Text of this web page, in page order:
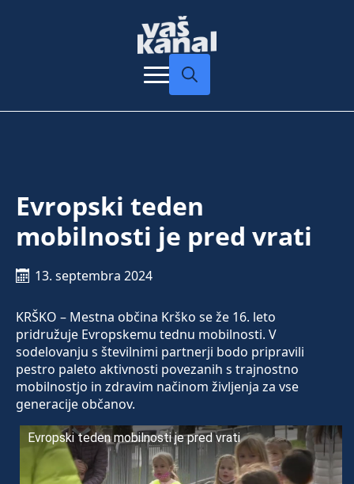
Evropski teden
mobilnosti je pred vrati
13. septembra 2024
KRŠKO – Mestna občina Krško se že 16. leto
pridružuje Evropskemu tednu mobilnosti. V
sodelovanju s številnimi partnerji bodo pripravili
pestro paleto aktivnosti povezanih s trajnostno
mobilnostjo in zdravim načinom življenja za vse
generacije občanov.
Evropski teden mobilnosti je pred vrati